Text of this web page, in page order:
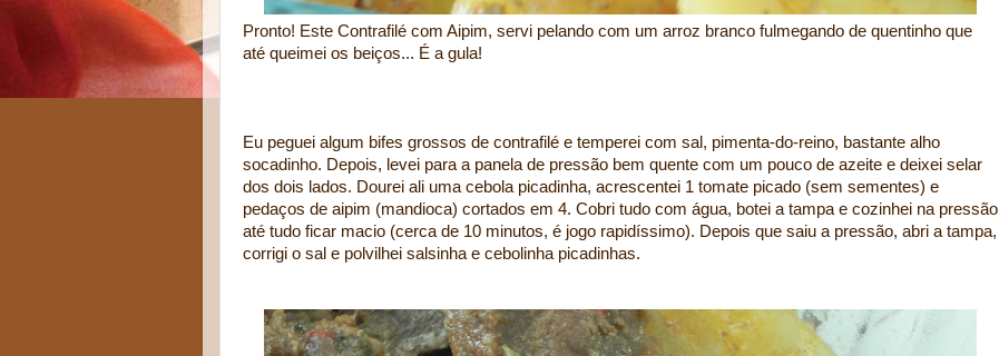
Pronto! Este Contrafilé com Aipim, servi pelando com um arroz branco fulmegando de quentinho que
até queimei os beiços... É a gula!
Eu peguei algum bifes grossos de contrafilé e temperei com sal, pimenta-do-reino, bastante alho
socadinho. Depois, levei para a panela de pressão bem quente com um pouco de azeite e deixei selar
dos dois lados. Dourei ali uma cebola picadinha, acrescentei 1 tomate picado (sem sementes) e
pedaços de aipim (mandioca) cortados em 4. Cobri tudo com água, botei a tampa e cozinhei na pressão
até tudo ficar macio (cerca de 10 minutos, é jogo rapidíssimo). Depois que saiu a pressão, abri a tampa,
corrigi o sal e polvilhei salsinha e cebolinha picadinhas.